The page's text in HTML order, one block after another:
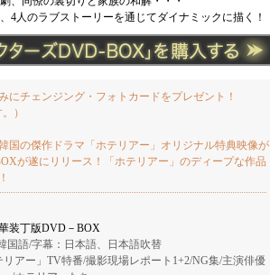
4人のラブストーリーを通じてダイナミックに描く！
にチェンジング・フォトカードをプレゼント！
）
国の傑作ドラマ「ホテリアー」オリジナル特典映像が
が遂にリリース！「ホテリアー」のディープな作品
装丁版DVD－BOX
国語/字幕：日本語、日本語吹替
アー」TV特番/撮影現場レポート1+2/NG集/主演俳優